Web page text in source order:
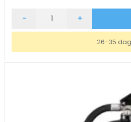
Brandvarnare
- +
26-35